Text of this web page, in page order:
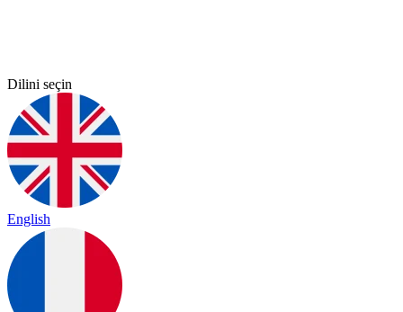
Dilini seçin
English